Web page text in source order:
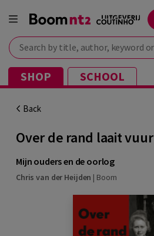
Search by title, author, keyword or ISBN
SHOP SCHOOL
Back
Over de rand laait vuur
Mijn ouders en de oorlog
Chris van der Heijden | Boom